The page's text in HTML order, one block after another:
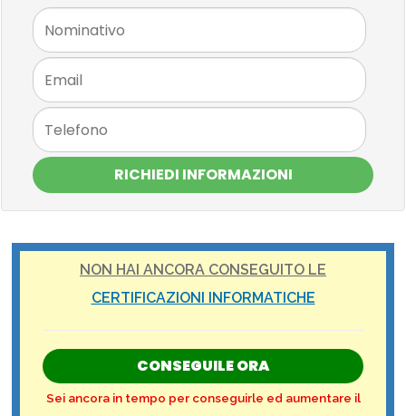
RICHIEDI INFORMAZIONI
NON HAI ANCORA CONSEGUITO LE
CERTIFICAZIONI INFORMATICHE
CONSEGUILE ORA
Sei ancora in tempo per conseguirle ed aumentare il